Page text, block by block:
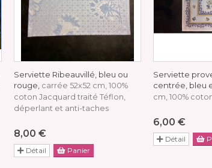
Serviette Ribeauvillé, bleu ou
rouge, carrée 52x52 cm, 100%
coton Jacquard traité Téflon,
déperlant et anti-taches
8,00 €
Détail Panier
Serviette
centrée, bleu
cm, 100%
6,00 €
Détail